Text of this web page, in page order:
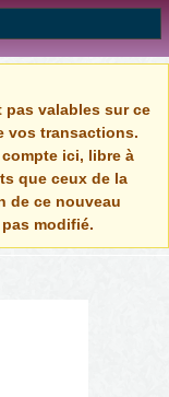
valables sur ce
vos transactions.
ici, libre à
que ceux de la
de ce nouveau
modifié.